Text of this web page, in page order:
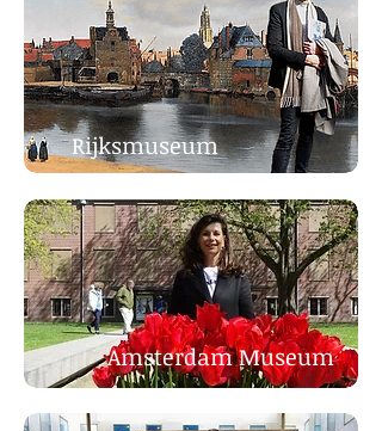
Rijksmuseum
Amsterdam Museum